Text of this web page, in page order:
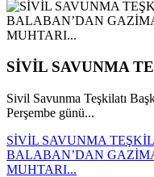
SİVİL SAVUNMA
Sivil Savunma Teşkilatı
Perşembe günü...
SİVİL SAVUNMA
BALABAN’DAN
MUHTARI...